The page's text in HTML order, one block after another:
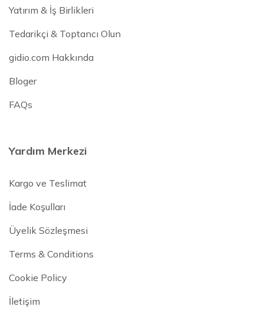
Yatırım & İş Birlikleri
Tedarikçi & Toptancı Olun
gidio.com Hakkında
Bloger
FAQs
Yardım Merkezi
Kargo ve Teslimat
İade Koşulları
Üyelik Sözleşmesi
Terms & Conditions
Cookie Policy
İletişim